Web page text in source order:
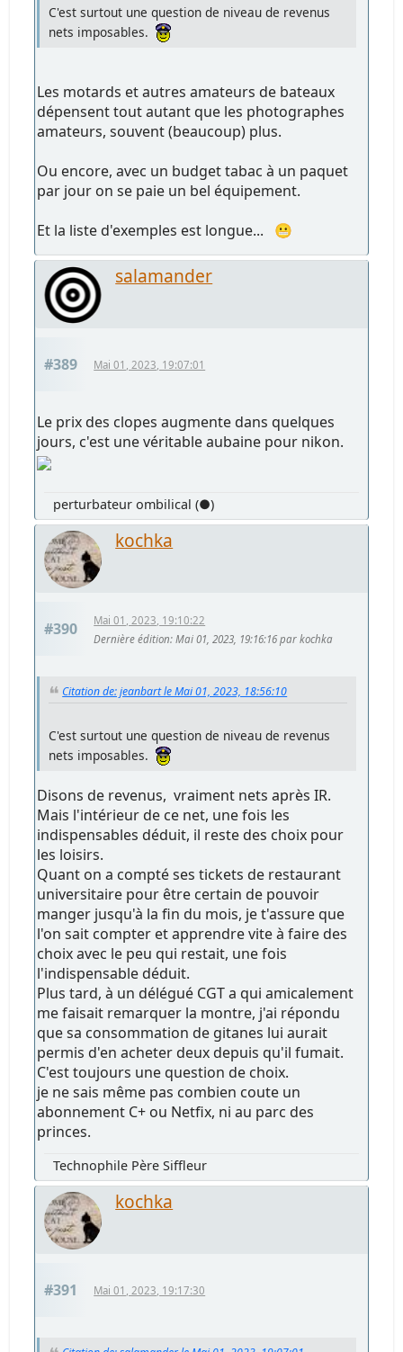
C'est surtout une question de niveau de revenus
nets imposables.
Les motards et autres amateurs de bateaux
dépensent tout autant que les photographes
amateurs, souvent (beaucoup) plus.
Ou encore, avec un budget tabac à un paquet
par jour on se paie un bel équipement.
Et la liste d'exemples est longue... 😬
salamander
#389 Mai 01, 2023, 19:07:01
Le prix des clopes augmente dans quelques
jours, c'est une véritable aubaine pour nikon.
perturbateur ombilical (●)
kochka
#390
Mai 01, 2023, 19:10:22
Dernière édition: Mai 01, 2023, 19:16:16 par kochka
Citation de: jeanbart le Mai 01, 2023, 18:56:10
C'est surtout une question de niveau de revenus
nets imposables.
Disons de revenus, vraiment nets après IR.
Mais l'intérieur de ce net, une fois les
indispensables déduit, il reste des choix pour
les loisirs.
Quant on a compté ses tickets de restaurant
universitaire pour être certain de pouvoir
manger jusqu'à la fin du mois, je t'assure que
l'on sait compter et apprendre vite à faire des
choix avec le peu qui restait, une fois
l'indispensable déduit.
Plus tard, à un délégué CGT a qui amicalement
me faisait remarquer la montre, j'ai répondu
que sa consommation de gitanes lui aurait
permis d'en acheter deux depuis qu'il fumait.
C'est toujours une question de choix.
je ne sais même pas combien coute un
abonnement C+ ou Netfix, ni au parc des
princes.
Technophile Père Siffleur
kochka
#391 Mai 01, 2023, 19:17:30